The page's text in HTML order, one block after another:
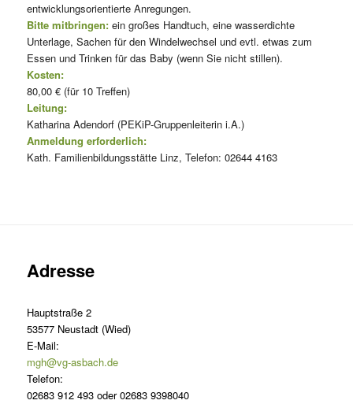
entwicklungsorientierte Anregungen.
Bitte mitbringen:ein großes Handtuch, eine wasserdichte
Unterlage, Sachen für den Windelwechsel und evtl. etwas zum
Essen und Trinken für das Baby (wenn Sie nicht stillen).
Kosten:
80,00 € (für 10 Treffen)
Leitung:
Katharina Adendorf (PEKiP-Gruppenleiterin i.A.)
Anmeldung erforderlich:
Kath. Familienbildungsstätte Linz, Telefon: 02644 4163
Adresse
Hauptstraße 2
53577 Neustadt (Wied)
E-Mail:
mgh@vg-asbach.de
Telefon:
02683 912 493 oder 02683 9398040